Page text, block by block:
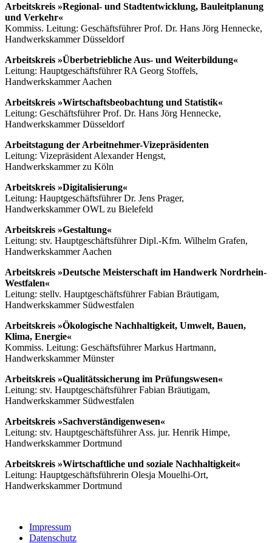
Arbeitskreis »Regional- und Stadtentwicklung, Bauleitplanung
und Verkehr«
Kommiss. Leitung: Geschäftsführer Prof. Dr. Hans Jörg Hennecke,
Handwerkskammer Düsseldorf
Arbeitskreis »Überbetriebliche Aus- und Weiterbildung«
Leitung: Hauptgeschäftsführer RA Georg Stoffels,
Handwerkskammer Aachen
Arbeitskreis »Wirtschaftsbeobachtung und Statistik«
Leitung: Geschäftsführer Prof. Dr. Hans Jörg Hennecke,
Handwerkskammer Düsseldorf
Arbeitstagung der Arbeitnehmer-Vizepräsidenten
Leitung: Vizepräsident Alexander Hengst,
Handwerkskammer zu Köln
Arbeitskreis »Digitalisierung«
Leitung: Hauptgeschäftsführer Dr. Jens Prager,
Handwerkskammer OWL zu Bielefeld
Arbeitskreis »Gestaltung«
Leitung: stv. Hauptgeschäftsführer Dipl.-Kfm. Wilhelm Grafen,
Handwerkskammer Aachen
Arbeitskreis »Deutsche Meisterschaft im Handwerk Nordrhein-
Westfalen«
Leitung: stellv. Hauptgeschäftsführer Fabian Bräutigam,
Handwerkskammer Südwestfalen
Arbeitskreis »Ökologische Nachhaltigkeit, Umwelt, Bauen,
Klima, Energie«
Kommiss. Leitung: Geschäftsführer Markus Hartmann,
Handwerkskammer Münster
Arbeitskreis »Qualitätssicherung im Prüfungswesen«
Leitung: stv. Hauptgeschäftsführer Fabian Bräutigam,
Handwerkskammer Südwestfalen
Arbeitskreis »Sachverständigenwesen«
Leitung: stv. Hauptgeschäftsführer Ass. jur. Henrik Himpe,
Handwerkskammer Dortmund
Arbeitskreis »Wirtschaftliche und soziale Nachhaltigkeit«
Leitung: Hauptgeschäftsführerin Olesja Mouelhi-Ort,
Handwerkskammer Dortmund
Impressum
Datenschutz